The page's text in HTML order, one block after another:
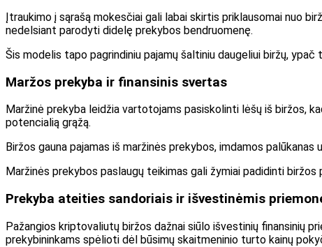
Įtraukimo į sąrašą mokesčiai gali labai skirtis priklausomai nuo
nedelsiant parodyti didelę prekybos bendruomenę.
Šis modelis tapo pagrindiniu pajamų šaltiniu daugeliui biržų,
Maržos prekyba ir finansinis svertas
Maržinė prekyba leidžia vartotojams pasiskolinti lėšų iš biržos,
potencialią grąžą.
Biržos gauna pajamas iš maržinės prekybos, imdamos
Maržinės prekybos paslaugų teikimas gali žymiai padidinti
Prekyba ateities sandoriais ir išvestinėmis
Pažangios kriptovaliutų biržos dažnai siūlo išvestinių finansinių
prekybininkams spėlioti dėl būsimų skaitmeninio turto kainų